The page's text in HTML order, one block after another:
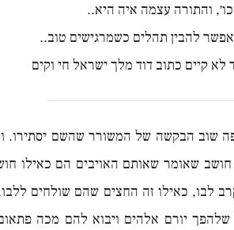
והתורה עצמה איה היא..
אפשר להבין תהלים כשמרגישים טוב..
לא קיים כתוב דוד מלך ישראל חי וקים
שוב הבקשה של המשורר שהשם יסתירו.
שאומר שאותם האויבים הם כאילו
לבו, כאילו זה החצים שהם שולחים
יורם אלהים ויבוא להם מכה